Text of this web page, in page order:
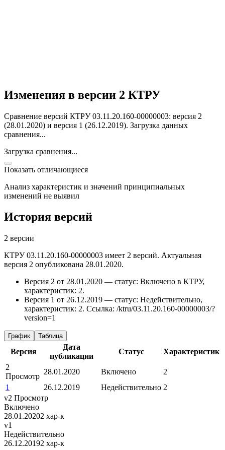
Изменения в версии 2 КТРУ
Сравнение версий КТРУ 03.11.20.160-00000003: версия 2
(28.01.2020) и версия 1 (26.12.2019). Загрузка данных
сравнения...
Загрузка сравнения...
Показать отличающиеся
Анализ характеристик и значений принципиальных
изменений не выявил
История версий
2 версии
КТРУ 03.11.20.160-00000003 имеет 2 версий. Актуальная
версия 2 опубликована 28.01.2020.
Версия 2 от 28.01.2020 — статус: Включено в КТРУ,
характеристик: 2.
Версия 1 от 26.12.2019 — статус: Недействительно,
характеристик: 2. Ссылка: /ktru/03.11.20.160-00000003/?
version=1
График Таблица
Версия
Дата
публикации
Статус
Характеристик
2
Просмотр
28.01.2020 Включено
2
1
26.12.2019 Недействительно 2
v2 Просмотр
Включено
28.01.20202 хар-к
v1
Недействительно
26.12.20192 хар-к